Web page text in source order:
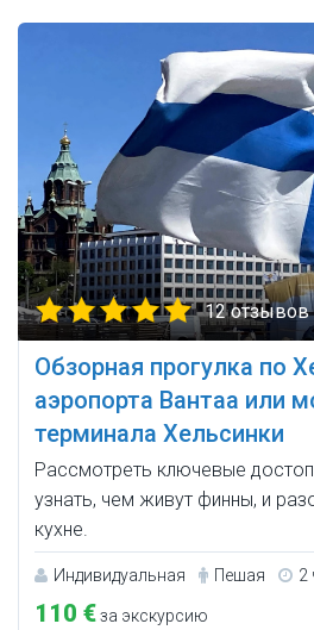
12 отзывов
Обзорная прогулка по
аэропорта Вантаа или
терминала Хельсинки
Рассмотреть ключевые
узнать, чем живут финны, и
кухне.
Индивидуальная Пешая 2
110 €за экскурсию